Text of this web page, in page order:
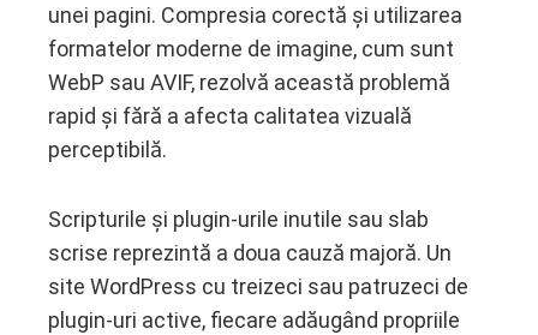
unei pagini. Compresia corectă și utilizarea
formatelor moderne de imagine, cum sunt
WebP sau AVIF, rezolvă această problemă
rapid și fără a afecta calitatea vizuală
perceptibilă.
Scripturile și plugin-urile inutile sau slab
scrise reprezintă a doua cauză majoră. Un
site WordPress cu treizeci sau patruzeci de
plugin-uri active, fiecare adăugând propriile